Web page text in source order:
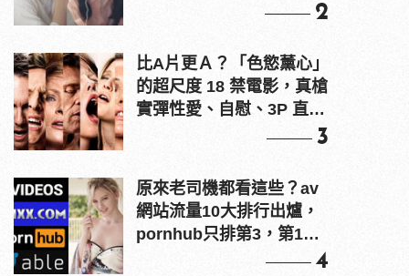
2
比A片更Ａ？「色慾薰心」
的超尺度 18 禁電影，真槍
實彈性愛、自慰、3P 直接
3
原來老司機都看這些？av
網站流量10大排行出爐，
pornhub只排第3，第1名
4